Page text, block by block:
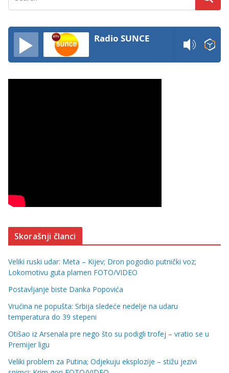
Radio SUNCE
Skorašnji članci
Veliki ruski udar: Meta – Kijev; Dron pogodio putnički voz;
Lokomotivu guta plamen FOTO/VIDEO
Postavljanje biste Danka Popovića
Vrućina ne popušta: Srbija sledeće nedelje na udaru
temperatura do 39 stepeni
Otišao iz Arsenala pre nego što su podigli trofej – vratio se u
Premijer ligu
Veliki problem za Putina; Odjekuju eksplozije – stižu jezivi